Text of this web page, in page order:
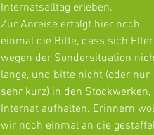
Internatsalltag erleben.
Zur Anreise erfolgt hier noch
einmal die Bitte, dass sich
wegen der Sondersituation
lange, und bitte nicht (oder nur
sehr kurz) in den Stockwerken,
Internat aufhalten. Erinnern
wir noch einmal an die